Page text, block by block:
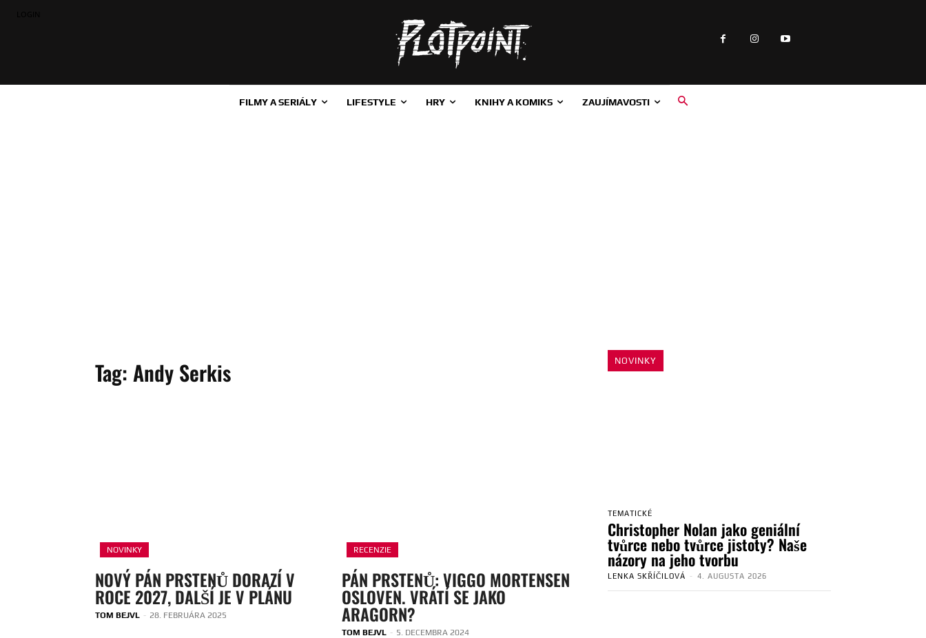
FILMY A SERIÁLY LIFESTYLE HRY KNIHY A KOMIKS ZAUJÍMAVOSTI
Tag: Andy Serkis
NOVINKY
NOVÝ PÁN PRSTENŮ DORAZÍ V
ROCE 2027, DALŠÍ JE V PLÁNU
TOM BEJVL - 28. FEBRUÁRA 2025
RECENZIE
PÁN PRSTENŮ: VIGGO MORTENSEN
OSLOVEN. VRÁTÍ SE JAKO
ARAGORN?
TOM BEJVL - 5. DECEMBRA 2024
NOVINKY
TEMATICKÉ
Christopher Nolan jako geniální
tvůrce nebo tvůrce jistoty? Naše
názory na jeho tvorbu
LENKA SKŘÍČILOVÁ - 4. AUGUSTA 2026